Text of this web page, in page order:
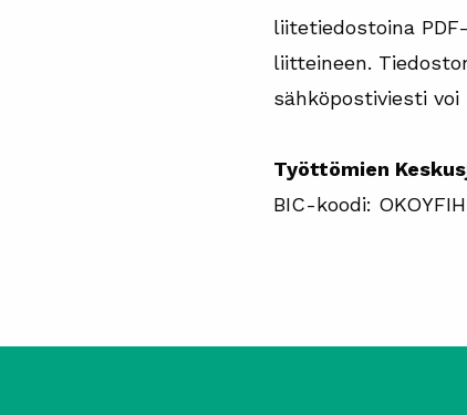
liitetiedostoina
liitteineen.
sähköpostiviesti
Työttömien
BIC-koodi: